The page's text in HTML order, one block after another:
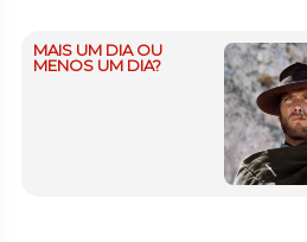
MAIS UM DIA OU
MENOS UM DIA?